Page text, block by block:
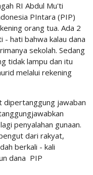
RI Abdul Mu'ti
PIntara (PIP)
orang tua. Ada 2
- hati bahwa kalau dana
sekolah. Sedang
tidak lampu dan itu
melalui rekening
dipertanggung jawaban
penyalahan gunaan.
dari rakyat,
berkali - kali
dana PIP